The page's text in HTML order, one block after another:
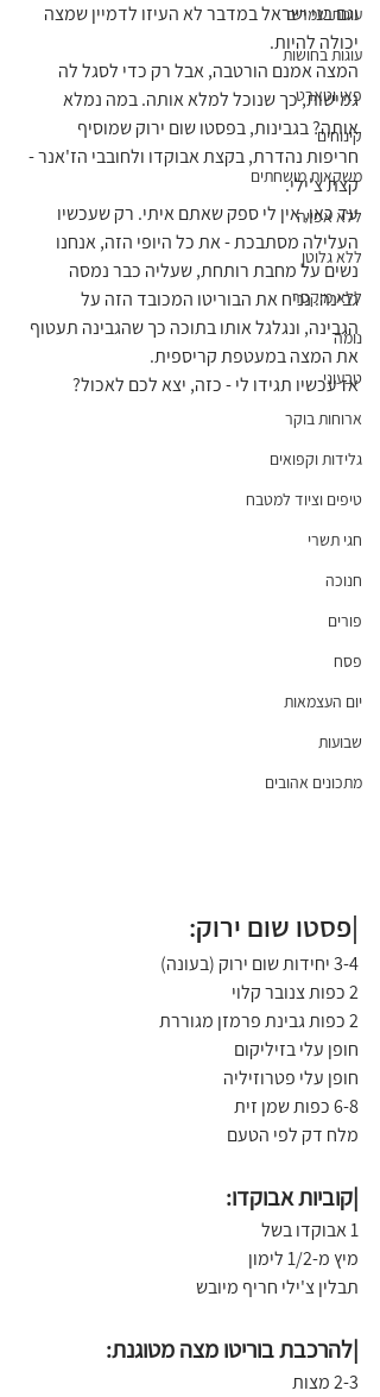
עוגות שמרים
עוגות בחושות
פאי וטארט
קינוחים
משקאות מושחתים
ללא אפייה
ללא גלוטן
ללא מיקסר
נומה
טבעוני
ארוחות בוקר
גלידות וקפואים
טיפים וציוד למטבח
חגי תשרי
חנוכה
פורים
פסח
יום העצמאות
שבועות
מתכונים אהובים
וגם בני ישראל במדבר לא העיזו לדמיין שמצה
יכולה להיות.
המצה אמנם הורטבה, אבל רק כדי לסגל לה
גמישות, כך שנוכל למלא אותה. במה נמלא
אותה? בגבינות, בפסטו שום ירוק שמוסיף
חריפות נהדרת, בקצת אבוקדו ולחובבי הז'אנר -
קצת צ'ילי.
עד כאן, אין לי ספק שאתם איתי. רק שעכשיו
העלילה מסתבכת - את כל היופי הזה, אנחנו
נשים על מחבת רותחת, שעליה כבר נמסה
גבינה. נניח את הבוריטו המכובד הזה על
הגבינה, ונגלגל אותו בתוכה כך שהגבינה תעטוף
את המצה במעטפת קריספית.
אז עכשיו תגידו לי - כזה, יצא לכם לאכול?
|פסטו שום ירוק:
3-4 יחידות שום ירוק (בעונה)
2 כפות צנובר קלוי
2 כפות גבינת פרמזן מגוררת
חופן עלי בזיליקום
חופן עלי פטרוזיליה
6-8 כפות שמן זית
מלח דק לפי הטעם
|קוביות אבוקדו:
1 אבוקדו בשל
מיץ מ-1/2 לימון
תבלין צ'ילי חריף מיובש
|להרכבת בוריטו מצה מטוגנת:
2-3 מצות